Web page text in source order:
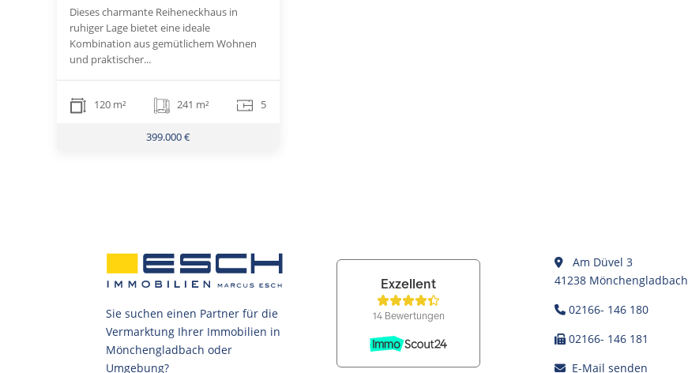
Dieses charmante Reiheneckhaus in
ruhiger Lage bietet eine ideale
Kombination aus gemütlichem Wohnen
und praktischer...
120 m² 241 m² 5
399.000 €
Sie suchen einen Partner für die
Vermarktung Ihrer Immobilien in
Mönchengladbach oder
Umgebung?
Am Düvel 3
41238 Mönchengladbach
02166- 146 180
02166- 146 181
E-Mail senden